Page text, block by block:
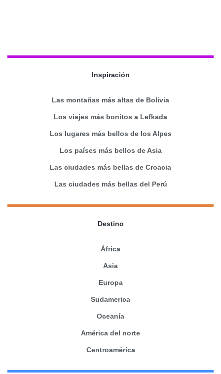
Inspiración
Las montañas más altas de Bolivia
Los viajes más bonitos a Lefkada
Los lugares más bellos de los Alpes
Los países más bellos de Asia
Las ciudades más bellas de Croacia
Las ciudades más bellas del Perú
Destino
África
Asia
Europa
Sudamerica
Oceanía
América del norte
Centroamérica